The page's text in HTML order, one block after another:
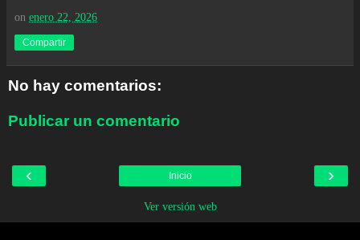
on enero 22, 2026
Compartir
No hay comentarios:
Publicar un comentario
‹ ›
Inicio
Ver versión web